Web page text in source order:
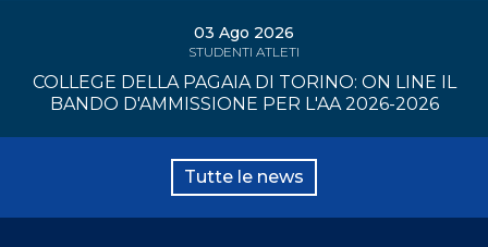
03 Ago 2026
STUDENTI ATLETI
COLLEGE DELLA PAGAIA DI TORINO: ON LINE IL
BANDO D'AMMISSIONE PER L'AA 2026-2026
Tutte le news